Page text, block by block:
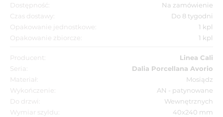
Dostępność:
Na zamówienie
Czas dostawy:
Do 8 tygodni
Opakowanie jednostkowe:
1 kpl
Opakowanie zbiorcze:
1 kpl
Producent:
Linea Cali
Seria:
Dalia Porcellana Avorio
Materiał:
Mosiądz
Wykończenie:
AN - patynowane
Do drzwi:
Wewnętrznych
Wymiar szyldu:
40x240 mm